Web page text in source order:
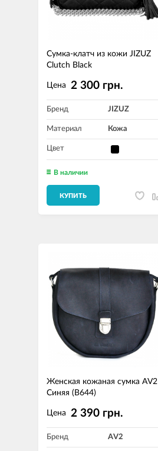
Сумка-клатч из кожи JIZUZ
Clutch Black
Цена 2 300 грн.
Бренд JIZUZ
Материал Кожа
Цвет
В наличии
КУПИТЬ
Женская кожаная сумка AV2
Синяя (B644)
Цена 2 390 грн.
Бренд AV2